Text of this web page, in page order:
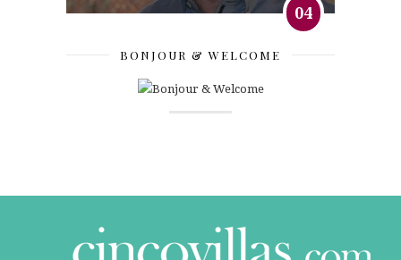
04
BONJOUR & WELCOME